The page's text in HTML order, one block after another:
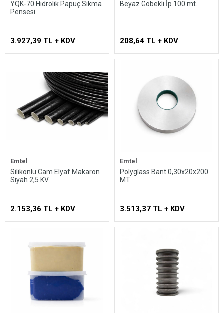
YQK-70 Hidrolik Papuç Sıkma
Pensesi
3.927,39 TL + KDV
Beyaz Göbekli İp 100 mt.
208,64 TL + KDV
Emtel
Silikonlu Cam Elyaf Makaron
Siyah 2,5 KV
2.153,36 TL + KDV
Emtel
Polyglass Bant 0,30x20x200
MT
3.513,37 TL + KDV